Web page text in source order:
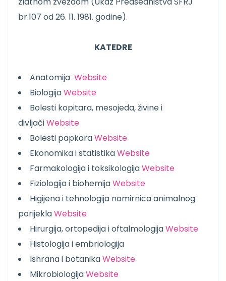
br.107 od 26. 11. 1981. godine).
KATEDRE
Anatomija Website
BiologijaWebsite
Bolesti kopitara, mesojeda, živine i
divljačiWebsite
Bolesti papkaraWebsite
Ekonomika i statistikaWebsite
Farmakologija i toksikologijaWebsite
Fiziologija i biohemijaWebsite
Higijena i tehnologija namirnica animalnog
porijeklaWebsite
Hirurgija, ortopedija i oftalmologijaWebsite
Histologija i embriologija
Ishrana i botanikaWebsite
MikrobiologijaWebsite